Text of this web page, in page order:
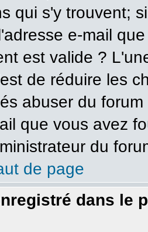
qui s'y trouvent;
e-mail
est valide ?
de réduire les
abuser du
que vous avez
du
de page
dans le